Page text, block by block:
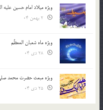
ویژه میلاد امام حسین علیه
ویژه ماه شعبان المعظّم
ویژه مبعث حضرت محمد صلی